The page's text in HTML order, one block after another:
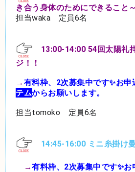
き合う身体のためにできること～
担当waka 定員6名
13:00-14:00 54回太陽礼
ジ！！
→ 有料枠、 2次募集中です✨お申
テムからお願いします。
担当tomoko 定員6名
14:45-16:00 ミニ糸掛け
→有料枠、 2次募集中です✨お